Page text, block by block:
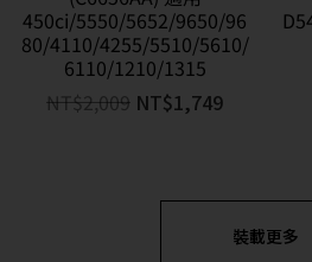
450ci/5550/5652/9650/96
80/4110/4255/5510/5610/
6110/1210/1315
NT$2,009 NT$1,749
裝載更多